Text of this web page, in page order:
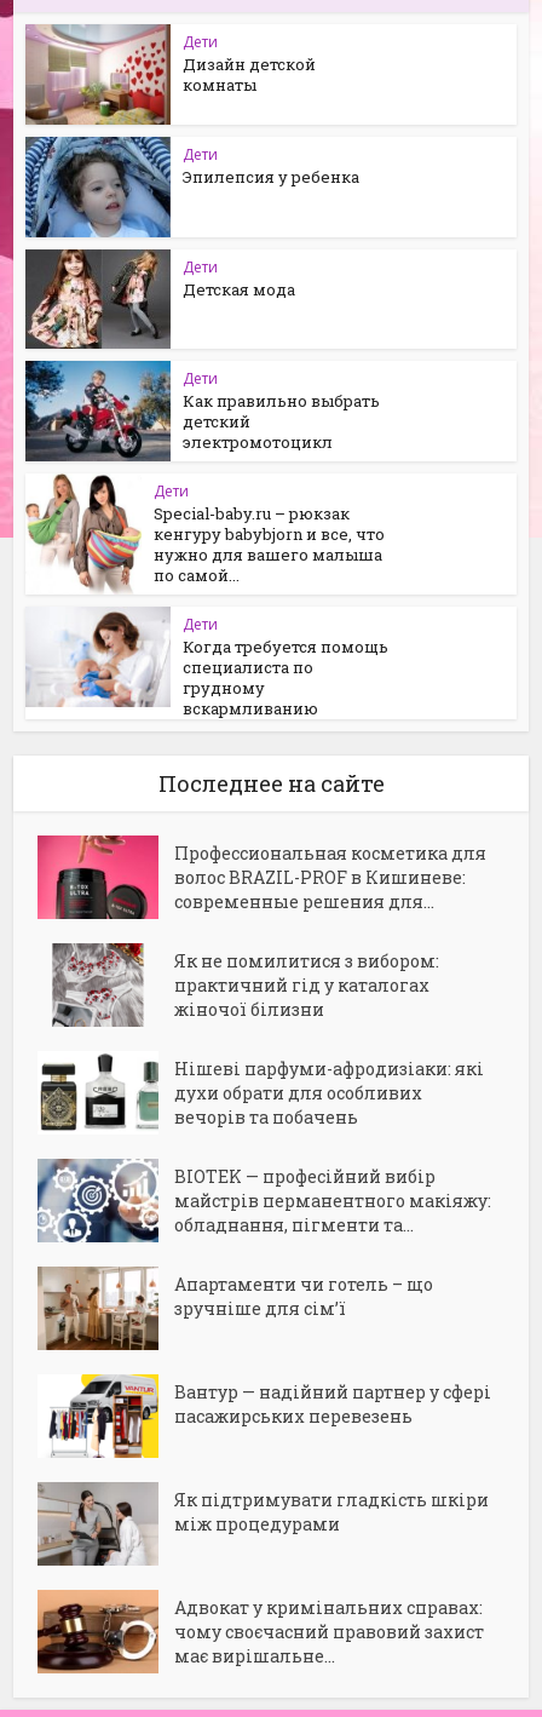
Дети
Дизайн детской
комнаты
Дети
Эпилепсия у ребенка
Дети
Детская мода
Дети
Как правильно выбрать
детский
электромотоцикл
Дети
Special-baby.ru – рюкзак
кенгуру babybjorn и все, что
нужно для вашего малыша
по самой...
Дети
Когда требуется помощь
специалиста по
грудному
вскармливанию
Последнее на сайте
Профессиональная косметика для
волос BRAZIL-PROF в Кишиневе:
современные решения для...
Як не помилитися з вибором:
практичний гід у каталогах
жіночої білизни
Нішеві парфуми-афродизіаки: які
духи обрати для особливих
вечорів та побачень
BIOTEK — професійний вибір
майстрів перманентного макіяжу:
обладнання, пігменти та...
Апартаменти чи готель – що
зручніше для сім’ї
Вантур — надійний партнер у сфері
пасажирських перевезень
Як підтримувати гладкість шкіри
між процедурами
Адвокат у кримінальних справах:
чому своєчасний правовий захист
має вирішальне...